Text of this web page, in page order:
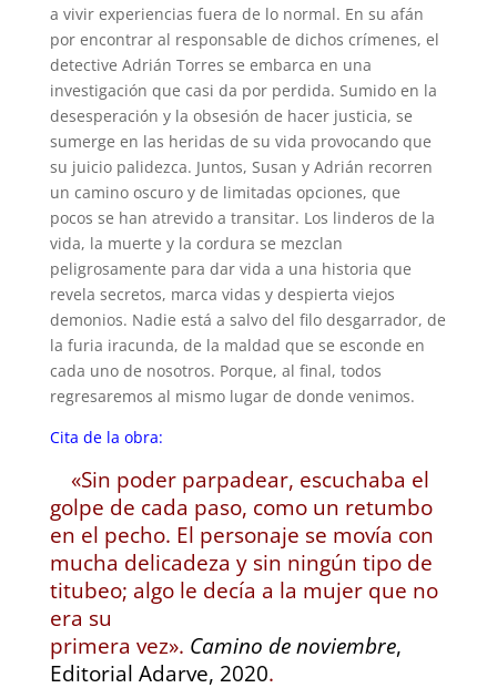
a vivir experiencias fuera de lo normal. En su afán
por encontrar al responsable de dichos crímenes, el
detective Adrián Torres se embarca en una
investigación que casi da por perdida. Sumido en la
desesperación y la obsesión de hacer justicia, se
sumerge en las heridas de su vida provocando que
su juicio palidezca. Juntos, Susan y Adrián recorren
un camino oscuro y de limitadas opciones, que
pocos se han atrevido a transitar. Los linderos de la
vida, la muerte y la cordura se mezclan
peligrosamente para dar vida a una historia que
revela secretos, marca vidas y despierta viejos
demonios. Nadie está a salvo del filo desgarrador, de
la furia iracunda, de la maldad que se esconde en
cada uno de nosotros. Porque, al final, todos
regresaremos al mismo lugar de donde venimos.
Cita de la obra:
«Sin poder parpadear, escuchaba el
golpe de cada paso, como un retumbo
en el pecho. El personaje se movía con
mucha delicadeza y sin ningún tipo de
titubeo; algo le decía a la mujer que no
era su
primera vez». Camino de noviembre,
Editorial Adarve, 2020.